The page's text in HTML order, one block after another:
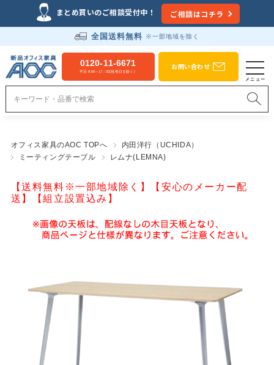
まとめ買いのご相談受付中！ ご相談はコチラ
全国送料無料 ※一部地域を除く
0120-11-6671
平日 9:00～17：00(祝祭日を除く）
お問い合わせ
オフィス家具のAOC TOPへ
内田洋行（UCHIDA）
ミーティングテーブル
レムナ(LEMNA)
【送料無料※一部地域除く】【安心のメーカー配
送】【組立設置込み】